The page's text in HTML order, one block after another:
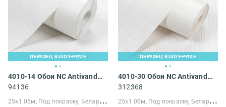
ОБРАЗЕЦ В ШОУ-РУМЕ
4010-14 Обои NC Antivandal
94136
2
5х1.06м, Под покраску, Беларусь
ОБРАЗЕЦ В ШОУ-РУМЕ
4010-30 Обои NC Antivandal
312368
2
5х1.06м, Под покраску, Беларусь